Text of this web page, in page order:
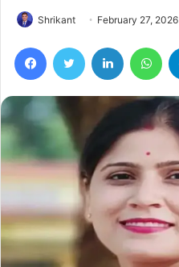
Shrikant February 27, 2026